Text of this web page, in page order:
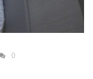
0